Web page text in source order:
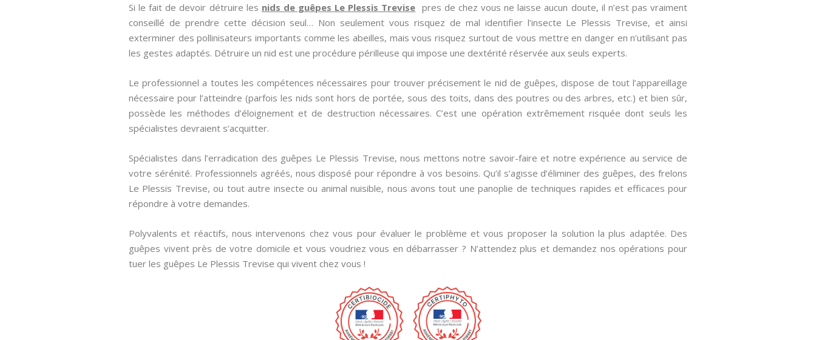
Si le fait de devoir détruire les nids de guêpes Le Plessis Trevise pres de chez vous ne laisse aucun doute, il n’est pas vraiment
conseillé de prendre cette décision seul… Non seulement vous risquez de mal identifier l’insecte Le Plessis Trevise, et ainsi
exterminer des pollinisateurs importants comme les abeilles, mais vous risquez surtout de vous mettre en danger en n’utilisant pas
les gestes adaptés. Détruire un nid est une procédure périlleuse qui impose une dextérité réservée aux seuls experts.
Le professionnel a toutes les compétences nécessaires pour trouver précisement le nid de guêpes, dispose de tout l’appareillage
nécessaire pour l’atteindre (parfois les nids sont hors de portée, sous des toits, dans des poutres ou des arbres, etc.) et bien sûr,
possède les méthodes d’éloignement et de destruction nécessaires. C’est une opération extrêmement risquée dont seuls les
spécialistes devraient s’acquitter.
Spécialistes dans l’erradication des guêpes Le Plessis Trevise, nous mettons notre savoir-faire et notre expérience au service de
votre sérénité. Professionnels agréés, nous disposé pour répondre à vos besoins. Qu’il s’agisse d’éliminer des guêpes, des frelons
Le Plessis Trevise, ou tout autre insecte ou animal nuisible, nous avons tout une panoplie de techniques rapides et efficaces pour
répondre à votre demandes.
Polyvalents et réactifs, nous intervenons chez vous pour évaluer le problème et vous proposer la solution la plus adaptée. Des
guêpes vivent près de votre domicile et vous voudriez vous en débarrasser ? N’attendez plus et demandez nos opérations pour
tuer les guêpes Le Plessis Trevise qui vivent chez vous !